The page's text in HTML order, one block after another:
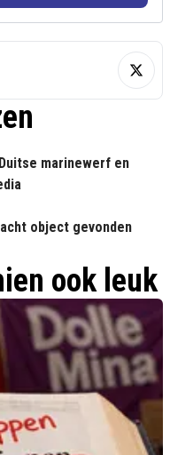
marinewerf en
object gevonden
ook leuk